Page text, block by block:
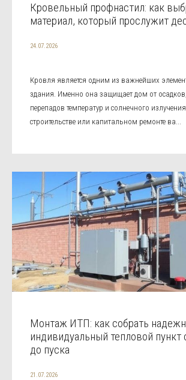
Кровельный профнастил: как
материал, который прослужит
24.07.2026
Кровля является одним из важнейших
здания. Именно она защищает дом от
перепадов температур и солнечного
строительстве или капитальном ремонте ва...
Монтаж ИТП: как собрать
индивидуальный тепловой пункт
до пуска
21.07.2026